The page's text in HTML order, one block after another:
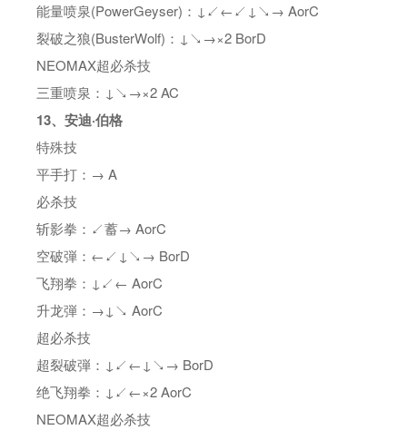
能量喷泉(PowerGeyser)：↓↙←↙↓↘→ AorC
裂破之狼(BusterWolf)：↓↘→×2 BorD
NEOMAX超必杀技
三重喷泉：↓↘→×2 AC
13、安迪·伯格
特殊技
平手打：→ A
必杀技
斩影拳：↙蓄→ AorC
空破弾：←↙↓↘→ BorD
飞翔拳：↓↙← AorC
升龙弾：→↓↘ AorC
超必杀技
超裂破弾：↓↙←↓↘→ BorD
绝飞翔拳：↓↙←×2 AorC
NEOMAX超必杀技